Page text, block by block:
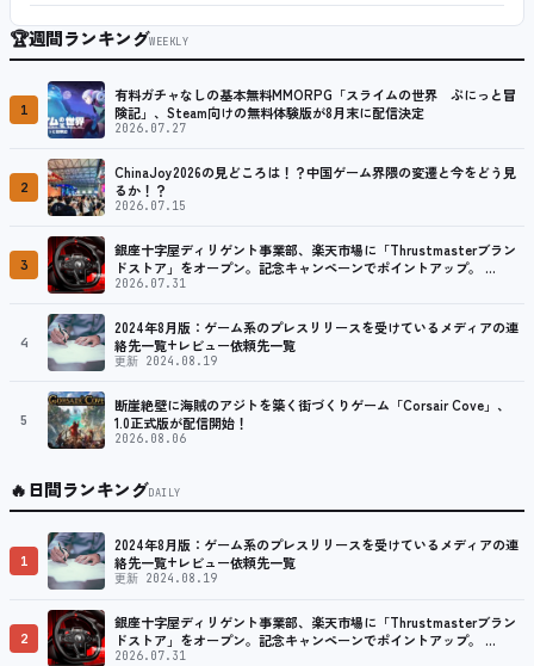
🏆週間ランキングWEEKLY
1
有料ガチャなしの基本無料MMORPG「スライムの世界 ぷにっと冒
険記」、Steam向けの無料体験版が8月末に配信決定
2026.07.27
2
ChinaJoy2026の見どころは！？中国ゲーム界隈の変遷と今をどう見
るか！？
2026.07.15
3
銀座十字屋ディリゲント事業部、楽天市場に「Thrustmasterブラン
ドストア」をオープン。記念キャンペーンでポイントアップ。 …
2026.07.31
4
2024年8月版：ゲーム系のプレスリリースを受けているメディアの連
絡先一覧+レビュー依頼先一覧
更新 2024.08.19
5
断崖絶壁に海賊のアジトを築く街づくりゲーム「Corsair Cove」、
1.0正式版が配信開始！
2026.08.06
🔥日間ランキングDAILY
1
2024年8月版：ゲーム系のプレスリリースを受けているメディアの連
絡先一覧+レビュー依頼先一覧
更新 2024.08.19
2
銀座十字屋ディリゲント事業部、楽天市場に「Thrustmasterブラン
ドストア」をオープン。記念キャンペーンでポイントアップ。 …
2026.07.31